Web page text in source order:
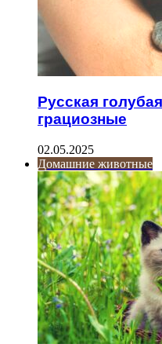
Русская
грациозные
02.05.2025
Домашние животные